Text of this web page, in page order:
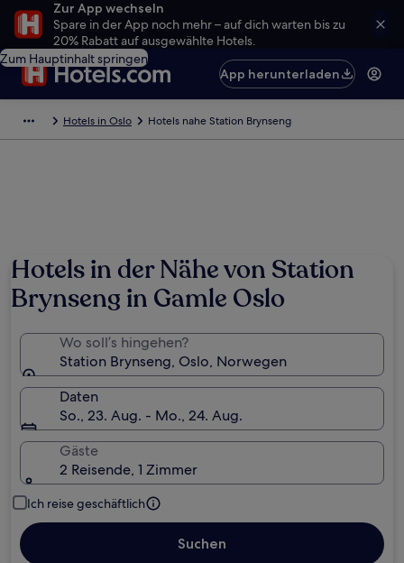
Zur App wechseln
Spare in der App noch mehr – auf dich warten bis zu
20% Rabatt auf ausgewählte Hotels.
Zum Hauptinhalt springen
App herunterladen
Hotels in Oslo Hotels nahe Station Brynseng
Hotels in der Nähe von Station
Brynseng in Gamle Oslo
Wo soll’s hingehen?
Station Brynseng, Oslo, Norwegen
Daten
So., 23. Aug. - Mo., 24. Aug.
Gäste
2 Reisende, 1 Zimmer
Ich reise geschäftlich
Suchen